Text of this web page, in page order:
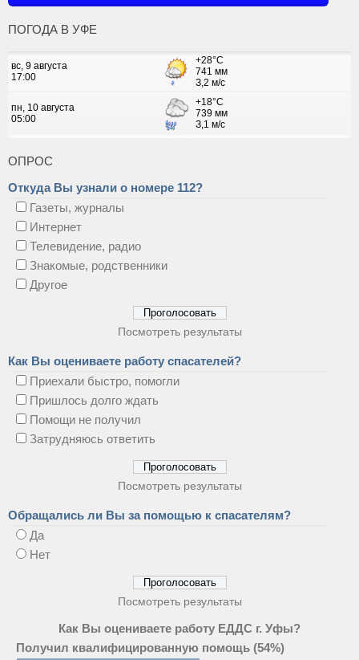
ПОГОДА В УФЕ
ОПРОС
Откуда Вы узнали о номере 112?
Газеты, журналы
Интернет
Телевидение, радио
Знакомые, родственники
Другое
Посмотреть результаты
Как Вы оцениваете работу спасателей?
Приехали быстро, помогли
Пришлось долго ждать
Помощи не получил
Затрудняюсь ответить
Посмотреть результаты
Обращались ли Вы за помощью к спасателям?
Да
Нет
Посмотреть результаты
Как Вы оцениваете работу ЕДДС г. Уфы?
Получил квалифицированную помощь (54%)